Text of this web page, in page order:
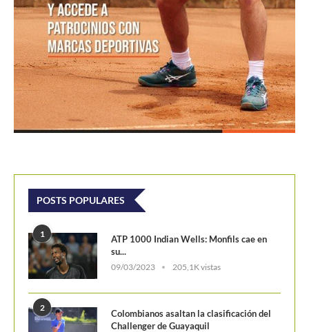
POSTS POPULARES
1
ATP 1000 Indian Wells: Monfils cae en
su...
09/03/2023 205,1K vistas
2
Colombianos asaltan la clasificación del
Challenger de Guayaquil